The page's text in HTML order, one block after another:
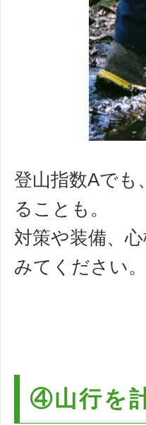
登山指数Aでも
ることも。
対策や装備、
みてください。
④山行を